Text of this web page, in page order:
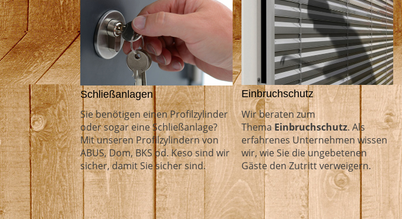
Schließanlagen
Sie benötigen einen Profilzylinder
oder sogar eine Schließanlage?
Mit unseren Profilzylindern von
ABUS, Dom, BKS od. Keso sind wir
sicher, damit Sie sicher sind.
Einbruchschutz
Wir beraten zum
ThemaEinbruchschutz. Als
erfahrenes Unternehmen wissen
wir, wie Sie die ungebetenen
Gäste den Zutritt verweigern.